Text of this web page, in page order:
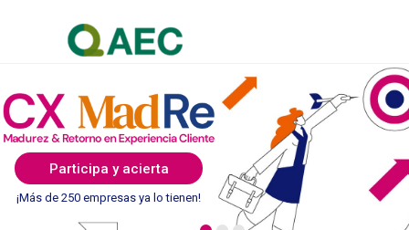
Participa y acierta
¡Más de 250 empresas ya lo tienen!